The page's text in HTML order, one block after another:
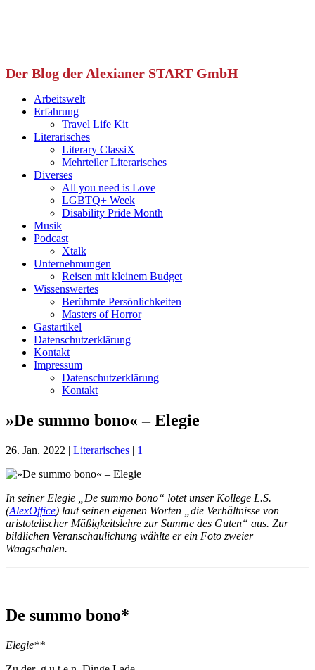
Der Blog der Alexianer START GmbH
Arbeitswelt
Erfahrung
Travel Life Kit
Literarisches
Literary ClassiX
Mehrteiler Literarisches
Diverses
All you need is Love
LGBTQ+ Week
Disability Pride Month
Musik
Podcast
Xtalk
Unternehmungen
Reisen mit kleinem Budget
Wissenswertes
Berühmte Persönlichkeiten
Masters of Horror
Gastartikel
Datenschutzerklärung
Kontakt
Impressum
Datenschutzerklärung
Kontakt
»De summo bono« – Elegie
26. Jan. 2022 | Literarisches | 1
In seiner Elegie „De summo bono“ lotet unser Kollege L.S.
(AlexOffice) laut seinen eigenen Worten „die Verhältnisse von
aristotelischer Mäßigkeitslehre zur Summe des Guten“ aus. Zur
bildlichen Veranschaulichung wählte er ein Foto zweier
Waagschalen.
De summo bono*
Elegie**